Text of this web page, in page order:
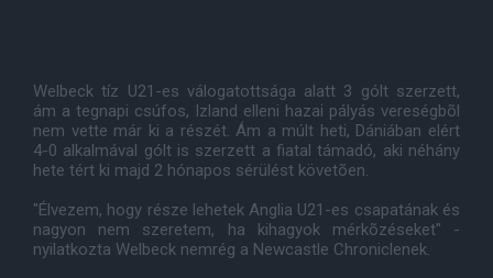
Welbeck tíz U21-es válogatottsága alatt 3 gólt szerzett,
ám a tegnapi csúfos, Izland elleni hazai pályás vereségbõl
nem vette már ki a részét. Ám a múlt heti, Dániában elért
4-0 alkalmával gólt is szerzett a fiatal támadó, aki néhány
hete tért ki majd 2 hónapos sérülést követõen.
"Élvezem, hogy része lehetek Anglia U21-es csapatának és
nagyon nem szeretem, ha kihagyok mérkõzéseket" -
nyilatkozta Welbeck nemrég a Newcastle Chroniclenek.